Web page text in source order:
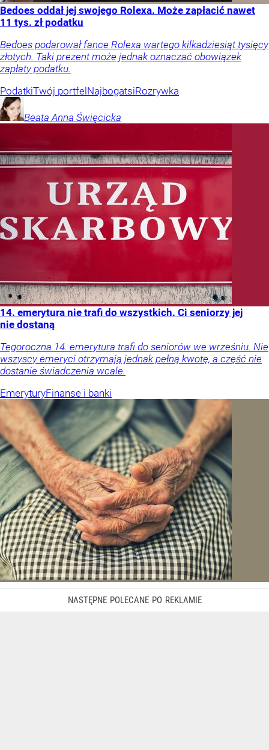
Bedoes oddał jej swojego Rolexa. Może zapłacić nawet
11 tys. zł podatku
Bedoes podarował fance Rolexa wartego kilkadziesiąt tysięcy
złotych. Taki prezent może jednak oznaczać obowiązek
zapłaty podatku.
PodatkiTwój portfelNajbogatsiRozrywka
Beata Anna Święcicka
14. emerytura nie trafi do wszystkich. Ci seniorzy jej
nie dostaną
Tegoroczna 14. emerytura trafi do seniorów we wrześniu. Nie
wszyscy emeryci otrzymają jednak pełną kwotę, a część nie
dostanie świadczenia wcale.
EmeryturyFinanse i banki